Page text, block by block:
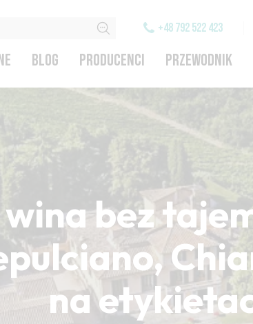
+48 792 522 423
BLOG PRODUCENCI PRZEWODNIK
bez
na